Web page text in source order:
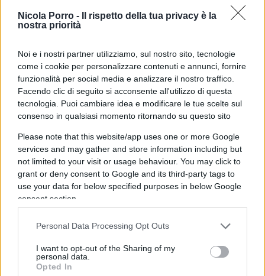
Nicola Porro -
Il rispetto della tua privacy è la
nostra priorità
Noi e i nostri partner utilizziamo, sul nostro sito, tecnologie
come i cookie per personalizzare contenuti e annunci, fornire
funzionalità per social media e analizzare il nostro traffico.
Facendo clic di seguito si acconsente all'utilizzo di questa
tecnologia. Puoi cambiare idea e modificare le tue scelte sul
consenso in qualsiasi momento ritornando su questo sito
Please note that this website/app uses one or more Google
services and may gather and store information including but
not limited to your visit or usage behaviour. You may click to
grant or deny consent to Google and its third-party tags to
use your data for below specified purposes in below Google
consent section.
Personal Data Processing Opt Outs
I want to opt-out of the Sharing of my
personal data.
Opted In
direttivo. Ci sono stati dei feriti, ma non tra gli
italiani, noi stiamo tutti bene”.
Il racconto degli attivisti descrive momenti di caos
e paura.Sara Suriani, altra componente italiana
della spedizione, ha denunciato l’arrivo di
camionette militari con uomini a volto coperto
nell’accampamento allestito nella parte
occidentale della Libia. Secondo la sua
testimonianza, i militari avrebbero ordinato con
forza lo sgombero immediato dell’area, intimando
agli attivisti di salire sui pullman e lasciare il
presidio. “Ci urlavano di andare via anche mentre
raccontato. “Nonostante le difficoltà di
comunicazione abbiamo saputo che nella violenta